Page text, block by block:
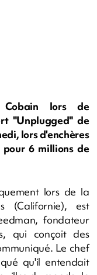
lors de
"Unplugged" de
lors d'enchères
pour 6 millions de
lors de la
(Californie), est
fondateur
qui conçoit des
Le chef
qu'il entendait